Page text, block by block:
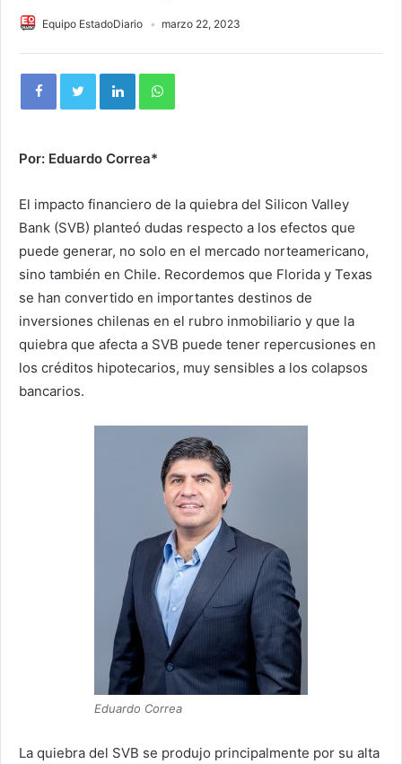
Equipo EstadoDiario marzo 22, 2023
Por: Eduardo Correa*
El impacto financiero de la quiebra del Silicon Valley
Bank (SVB) planteó dudas respecto a los efectos que
puede generar, no solo en el mercado norteamericano,
sino también en Chile. Recordemos que Florida y Texas
se han convertido en importantes destinos de
inversiones chilenas en el rubro inmobiliario y que la
quiebra que afecta a SVB puede tener repercusiones en
los créditos hipotecarios, muy sensibles a los colapsos
bancarios.
Eduardo Correa
La quiebra del SVB se produjo principalmente por su alta